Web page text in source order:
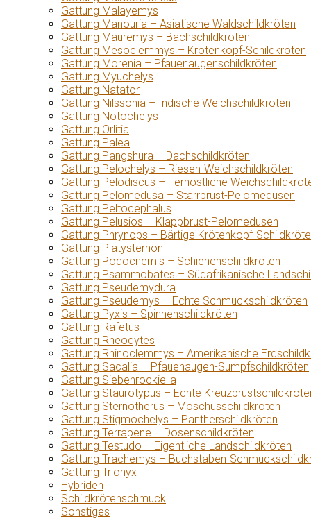
Gattung Malayemys
Gattung Manouria – Asiatische Waldschildkröten
Gattung Mauremys – Bachschildkröten
Gattung Mesoclemmys – Krötenkopf-Schildkröten
Gattung Morenia – Pfauenaugenschildkröten
Gattung Myuchelys
Gattung Natator
Gattung Nilssonia – Indische Weichschildkröten
Gattung Notochelys
Gattung Orlitia
Gattung Palea
Gattung Pangshura – Dachschildkröten
Gattung Pelochelys – Riesen-Weichschildkröten
Gattung Pelodiscus – Fernöstliche
Gattung Pelomedusa – Starrbrust-Pelomedusen
Gattung Peltocephalus
Gattung Pelusios – Klappbrust-Pelomedusen
Gattung Phrynops – Bärtige Krötenkopf-
Gattung Platysternon
Gattung Podocnemis – Schienenschildkröten
Gattung Psammobates – Südafrikanische
Gattung Pseudemydura
Gattung Pseudemys – Echte Schmuckschildkröten
Gattung Pyxis – Spinnenschildkröten
Gattung Rafetus
Gattung Rheodytes
Gattung Rhinoclemmys – Amerikanische
Gattung Sacalia – Pfauenaugen-Sumpfschildkröten
Gattung Siebenrockiella
Gattung Staurotypus – Echte
Gattung Sternotherus – Moschusschildkröten
Gattung Stigmochelys – Pantherschildkröten
Gattung Terrapene – Dosenschildkröten
Gattung Testudo – Eigentliche Landschildkröten
Gattung Trachemys – Buchstaben-
Gattung Trionyx
Hybriden
Schildkrötenschmuck
Sonstiges